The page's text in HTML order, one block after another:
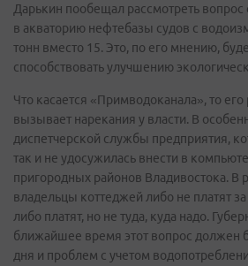
Дарькин пообещал рассмотреть
в акваторию нефтебазы судов с
тонн вместо 15. Это, по его мнению,
способствовать улучшению
Что касается «Примводоканала», то
вызывает нарекания у власти. В
диспетчерской службы предприятия,
так и не удосужилась внести в
пригородных районов Владивостока. В
владельцы коттеджей либо не платят
либо платят, но не туда, куда надо.
ближайшее время этот вопрос должен
дня и проблем с учетом